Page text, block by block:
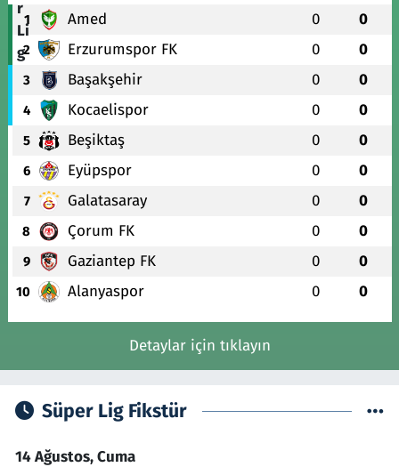
1 Amed 0 0
2 Erzurumspor FK 0 0
3 Başakşehir 0 0
4 Kocaelispor 0 0
5 Beşiktaş 0 0
6 Eyüpspor 0 0
7 Galatasaray 0 0
8 Çorum FK 0 0
9 Gaziantep FK 0 0
10 Alanyaspor 0 0
Detaylar için tıklayın
Süper Lig Fikstür
14 Ağustos, Cuma